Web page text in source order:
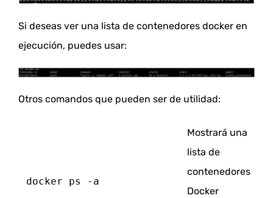
Si deseas ver una lista de contenedores docker en
ejecución, puedes usar:
Otros comandos que pueden ser de utilidad:
docker ps -a
Mostrará una
lista de
contenedores
Docker